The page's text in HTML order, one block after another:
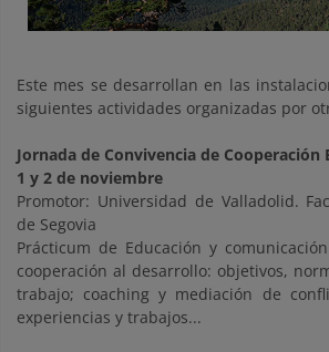
Este mes se desarrollan en las
siguientes actividades organizadas por
Jornada de Convivencia de Cooperación
1 y 2 de noviembre
Promotor: Universidad de Valladolid.
de Segovia
Prácticum de Educación y
cooperación al desarrollo: objetivos,
trabajo; coaching y mediación de
experiencias y trabajos...